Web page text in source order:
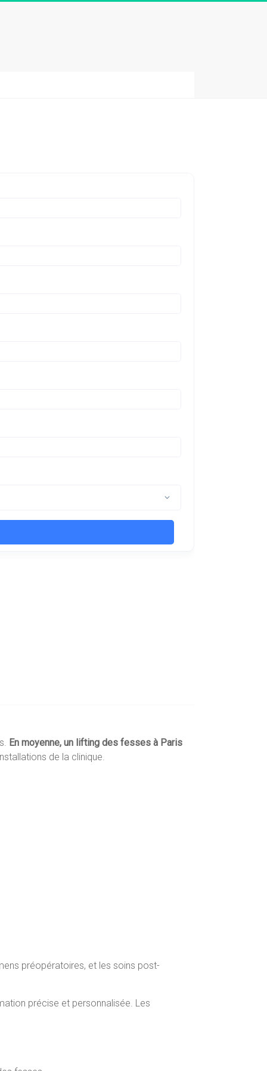
En moyenne, un lifting des fesses à Paris
de la clinique.
préopératoires, et les soins post-
précise et personnalisée. Les